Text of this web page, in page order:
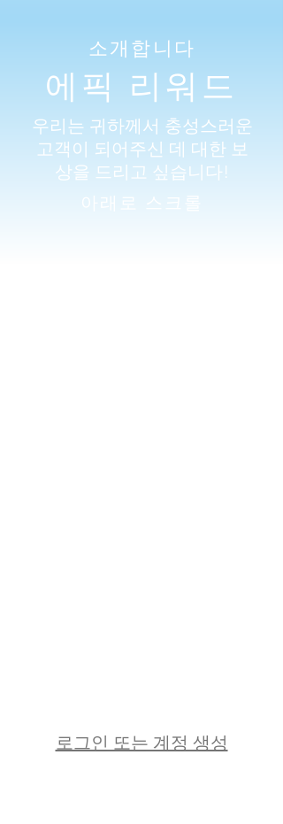
소개합니다
에픽 리워드
우리는 귀하께서 충성스러운
고객이 되어주신 데 대한 보
상을 드리고 싶습니다!
아래로 스크롤
로그인 또는 계정 생성